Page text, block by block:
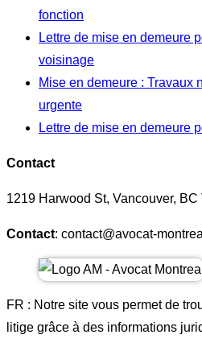
fonction
Lettre de mise en demeure
voisinage
Mise en demeure : Travaux
urgente
Lettre de mise en demeure
Contact
1219 Harwood St, Vancouver,
Contact: contact@avocat-
FR : Notre site vous permet de
litige grâce à des informations